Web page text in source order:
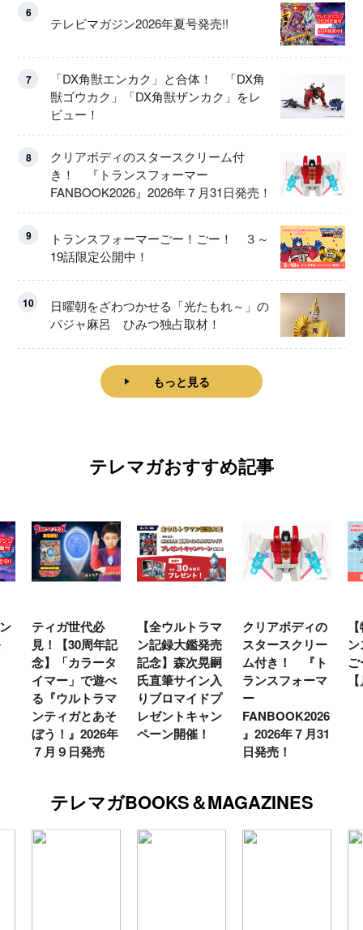
6
テレビマガジン2026年夏号発売!!
7
「DX角獣エンカク」と合体！ 「DX角
獣ゴウカク」「DX角獣ザンカク」をレ
ビュー！
8
クリアボディのスタースクリーム付
き！ 『トランスフォーマー
FANBOOK2026』2026年７月31日発売！
9
トランスフォーマーごー！ごー！ ３～
19話限定公開中！
10
日曜朝をざわつかせる「光たもれ～」の
パジャ麻呂 ひみつ独占取材！
もっと見る
テレマガおすすめ記事
ティガ世代必
見！【30周年記
念】「カラータ
イマー」で遊べ
る『ウルトラマ
ンティガとあそ
ぼう！』2026年
７月９日発売
【全ウルトラマ
ン記録大鑑発売
記念】森次晃嗣
氏直筆サイン入
りブロマイドプ
レゼントキャン
ペーン開催！
クリアボディの
スタースクリー
ム付き！ 『ト
ランスフォーマ
ー
FANBOOK2026
』2026年７月31
日発売！
テレマガBOOKS＆MAGAZINES